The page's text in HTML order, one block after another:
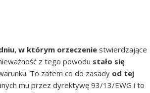
w którym orzeczenie stwierdzające
z tego powodu stało się
To zatem co do zasady od tej
mu przez dyrektywę 93/13/EWG i to